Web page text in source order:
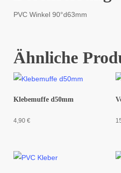
PVC Winkel 90°d63mm
Ähnliche
Klebemuffe d50mm
4,90 €